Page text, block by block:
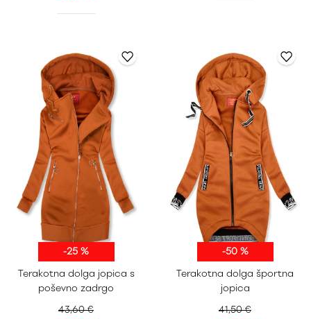
-25 %
Terakotna dolga jopica s
poševno zadrgo
43,60 €
S M L
XL
XXL
-50 %
Terakotna dolga športna
jopica
41,50 €
M L XL